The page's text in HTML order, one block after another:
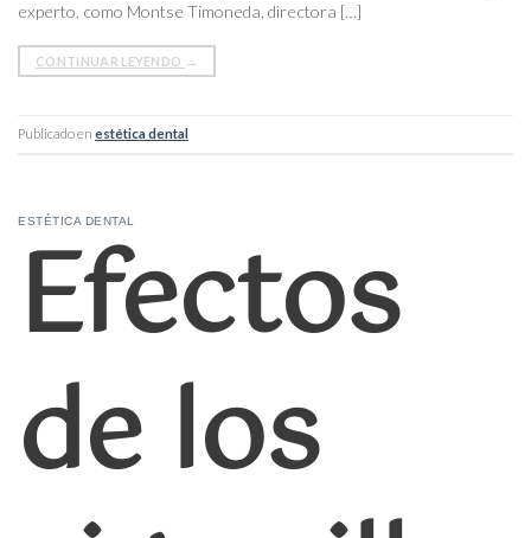
experto, como Montse Timoneda, directora […]
CONTINUAR LEYENDO →
Publicado en estética dental
ESTÉTICA DENTAL
Efectos
de los